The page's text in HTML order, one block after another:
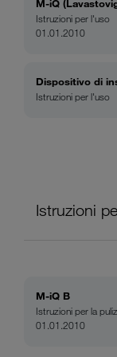
M-iQ
Istruzioni per l'uso
01.01.2010
Dispositivo di
Istruzioni per l'uso
Istruzioni
M-iQ B
Istruzioni per la
01.01.2010